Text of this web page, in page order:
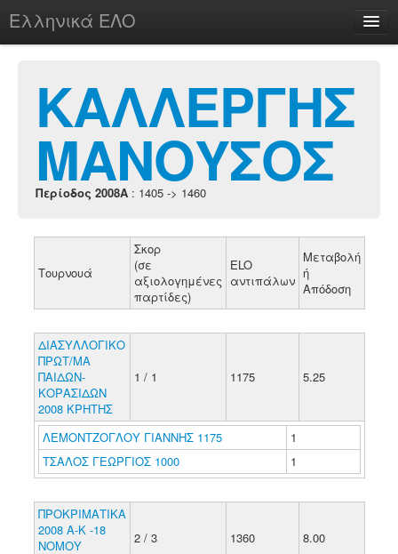
Ελληνικά ΕΛΟ
chesstu.be @ discord
Login
ΚΑΛΛΕΡΓΗΣ
ΜΑΝΟΥΣΟΣ
Περίοδος 2008A : 1405 -> 1460
Τουρνουά
Σκορ
(σε
αξιολογημένες
παρτίδες)
ELO
αντιπάλων
Μεταβολή
ή
Απόδοση
ΔΙΑΣΥΛΛΟΓΙΚΟ
ΠΡΩΤ/ΜΑ
ΠΑΙΔΩΝ-
ΚΟΡΑΣΙΔΩΝ
2008 ΚΡΗΤΗΣ
1 / 1 1175 5.25
ΛΕΜΟΝΤΖΟΓΛΟΥ ΓΙΑΝΝΗΣ 1175
1
ΤΣΑΛΟΣ ΓΕΩΡΓΙΟΣ 1000
1
ΠΡΟΚΡΙΜΑΤΙΚΑ
2008 Α-Κ -18
ΝΟΜΟΥ
2 / 3 1360 8.00